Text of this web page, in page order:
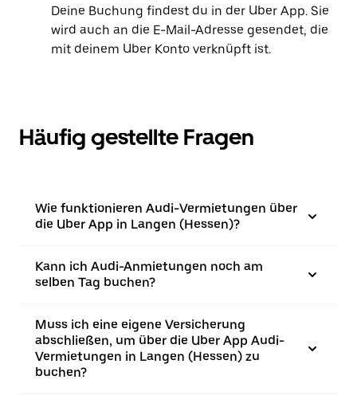
Deine Buchung findest du in der Uber App. Sie
wird auch an die E-Mail-Adresse gesendet, die
mit deinem Uber Konto verknüpft ist.
Häufig gestellte Fragen
Wie funktionieren Audi-Vermietungen über
die Uber App in Langen (Hessen)?
Kann ich Audi-Anmietungen noch am
selben Tag buchen?
Muss ich eine eigene Versicherung
abschließen, um über die Uber App Audi-
Vermietungen in Langen (Hessen) zu
buchen?